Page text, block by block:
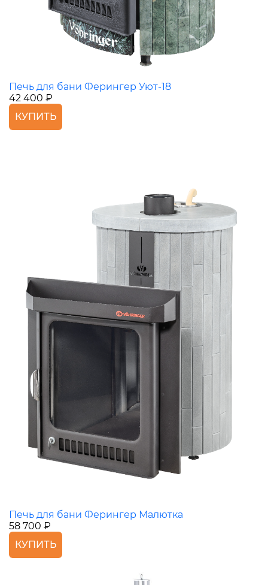
Печь для бани Ферингер Уют-18
42 400 ₽
КУПИТЬ
Печь для бани Ферингер Малютка
58 700 ₽
КУПИТЬ